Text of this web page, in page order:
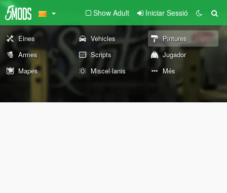
Show Adult Iniciar Sessió
Eines Vehicles
Pintures
Armes
Scripts
Jugador
Mapes
Miscel·lanis Més